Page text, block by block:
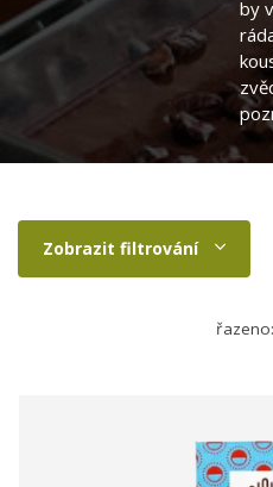
by
Zobrazit filtrování
řazeno: